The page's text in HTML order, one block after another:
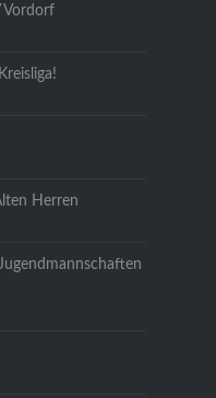
Vordorf
Herren